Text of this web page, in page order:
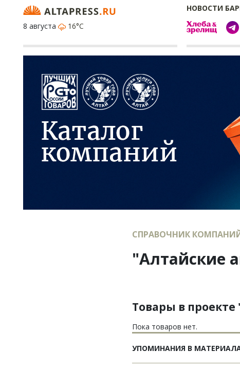
НОВОСТИ
8 августа
16°C
СПРАВОЧНИК
"Алтайские
Товары в
Пока товаров нет.
УПОМИНАНИЯ В